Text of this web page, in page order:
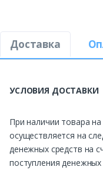
Доставка
УСЛОВИЯ ДОСТАВКИ
При наличии товара
осуществляется на
денежных средств на
поступления денежных